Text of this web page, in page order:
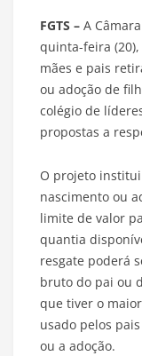
FGTS – A
quinta-feira
mães e pais
ou adoção de
colégio de
propostas a
O projeto institui
nascimento ou
limite de valor
quantia
resgate poderá
bruto do pai ou
que tiver o
usado pelos
ou a adoção.